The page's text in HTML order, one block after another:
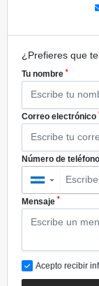
¿Prefieres que
Tu nombre *
Correo electrónico
Número de teléfono
▼
Mensaje *
Acepto recibir